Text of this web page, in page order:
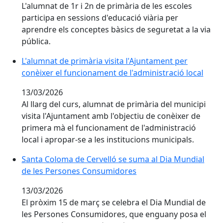
L'alumnat de 1r i 2n de primària de les escoles
participa en sessions d'educació viària per
aprendre els conceptes bàsics de seguretat a la via
pública.
L'alumnat de primària visita l'Ajuntament per
L'alumnat de primària visita l'Ajuntament per
conèixer el funcionament de l'administració local
13/03/2026
Al llarg del curs, alumnat de primària del municipi
visita l'Ajuntament amb l'objectiu de conèixer de
primera mà el funcionament de l'administració
local i apropar-se a les institucions municipals.
Santa Coloma de Cervelló se suma al Dia Mundial
Santa Coloma de Cervelló se suma al Dia Mundial
de les Persones Consumidores
13/03/2026
El pròxim 15 de març se celebra el Dia Mundial de
les Persones Consumidores, que enguany posa el